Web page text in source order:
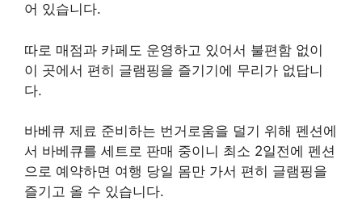
어 있습니다.
따로 매점과 카페도 운영하고 있어서 불편함 없이
이 곳에서 편히 글램핑을 즐기기에 무리가 없답니
다.
바베큐 제료 준비하는 번거로움을 덜기 위해 펜션에
서 바베큐를 세트로 판매 중이니 최소 2일전에 펜션
으로 예약하면 여행 당일 몸만 가서 편히 글램핑을
즐기고 올 수 있습니다.